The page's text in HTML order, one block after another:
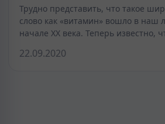
Трудно представить, что такое
слово как «витамин» вошло в наш
начале XX века. Теперь известно,
22.09.2020